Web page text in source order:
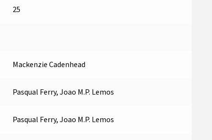
25
Mackenzie Cadenhead
Pasqual Ferry, Joao M.P. Lemos
Pasqual Ferry, Joao M.P. Lemos